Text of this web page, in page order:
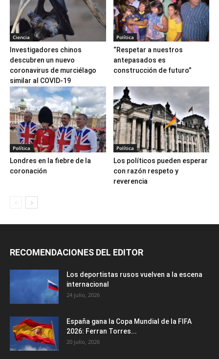
Ciencia
Investigadores chinos
descubren un nuevo
coronavirus de murciélago
similar al COVID-19
Política
“Respetar a nuestros
antepasados es
construcción de futuro”
Política
Londres en la fiebre de la
coronación
Política
Los políticos pueden esperar
con razón respeto y
reverencia
RECOMENDACIONES DEL EDITOR
Los deportistas rusos vuelven a la escena
internacional
24 julio, 2026
España gana la Copa Mundial de la FIFA
2026: Ferran Torres...
20 julio, 2026